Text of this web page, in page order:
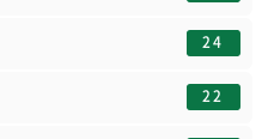
24
22